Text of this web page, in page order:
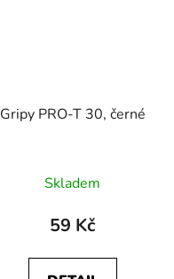
Gripy PRO-T 30, černé
Skladem
59 Kč